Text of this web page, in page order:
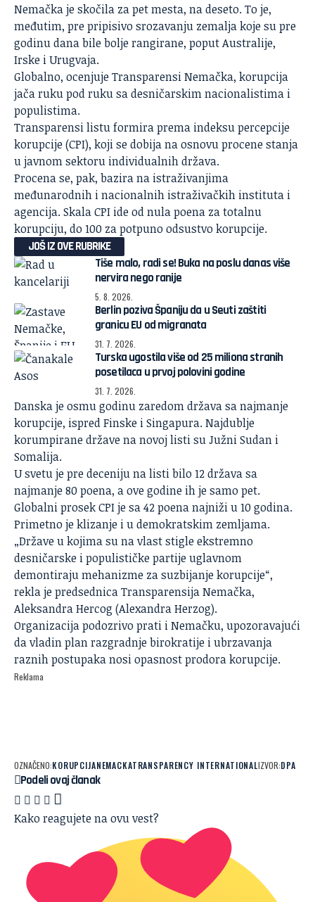
Nemačkaje skočila za pet mesta, na deseto. To je,
međutim, pre pripisivo srozavanju zemalja koje su pre
godinu dana bile bolje rangirane, poput Australije,
Irske i Urugvaja.
Globalno, ocenjuje Transparensi Nemačka, korupcija
jača ruku pod ruku sa desničarskim nacionalistima i
populistima.
Transparensi listu formira prema indeksu percepcije
korupcije (CPI), koji se dobija na osnovu procene stanja
u javnom sektoru individualnih država.
Procena se, pak, bazira na istraživanjima
međunarodnih i nacionalnih istraživačkih instituta i
agencija. Skala CPI ide od nula poena za totalnu
korupciju, do 100 za potpuno odsustvo korupcije.
JOŠ IZ OVE RUBRIKE
Tiše malo, radi se! Buka na poslu danas više
nervira nego ranije
5. 8. 2026.
Berlin poziva Španiju da u Seuti zaštiti
granicu EU od migranata
31. 7. 2026.
Turska ugostila više od 25 miliona stranih
posetilaca u prvoj polovini godine
31. 7. 2026.
Danska je osmu godinu zaredom država sa najmanje
korupcije, ispred Finske i Singapura. Najdublje
korumpirane države na novoj listi su Južni Sudan i
Somalija.
U svetu je pre deceniju na listi bilo 12 država sa
najmanje 80 poena, a ove godine ih je samo pet.
Globalni prosek CPI je sa 42 poena najniži u 10 godina.
Primetno je klizanje i u demokratskim zemljama.
„Države u kojima su na vlast stigle ekstremno
desničarske i populističke partije uglavnom
demontiraju mehanizme za suzbijanje korupcije“,
rekla je predsednica Transparensija Nemačka,
Aleksandra Hercog (Alexandra Herzog).
Organizacija podozrivo prati i Nemačku, upozoravajući
da vladin plan razgradnje birokratije i ubrzavanja
raznih postupaka nosi opasnost prodora korupcije.
Reklama
OZNAČENO:KORUPCIJANEMACKATRANSPARENCY INTERNATIONALIZVOR:DPA
Podeli ovaj članak
Kako reagujete na ovu vest?